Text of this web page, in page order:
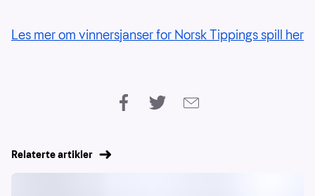
Les mer om vinnersjanser for Norsk Tippings spill her
Relaterte artikler